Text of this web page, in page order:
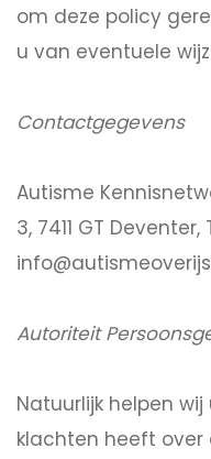
om deze policy
u van eventuele
Contactgegevens
Autisme
3, 7411 GT Deventer,
Autoriteit
Natuurlijk helpen
klachten heeft over